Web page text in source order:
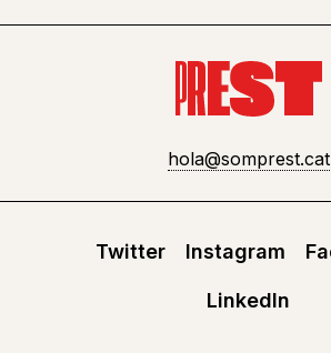
hola@somprest.cat
Twitter Instagram
LinkedIn